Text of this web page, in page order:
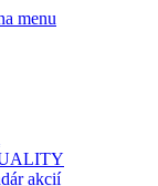
menu
akcií